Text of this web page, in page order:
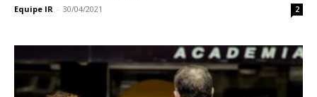
Equipe IR - 30/04/2021 2